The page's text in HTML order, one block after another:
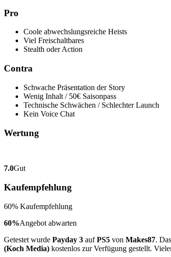
Pro
Coole abwechslungsreiche Heists
Viel Freischaltbares
Stealth oder Action
Contra
Schwache Präsentation der Story
Wenig Inhalt / 50€ Saisonpass
Technische Schwächen / Schlechter Launch
Kein Voice Chat
Wertung
7.0Gut
Kaufempfehlung
60% Kaufempfehlung
60%Angebot abwarten
Getestet wurde Payday 3 aufPS5 von Makes87.
(Koch Media) kostenlos zur Verfügung gestellt.